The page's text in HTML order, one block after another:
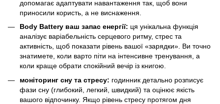
допомагає адаптувати навантаження так, щоб вони
приносили користь, а не виснаження.
Body Battery ваш запас енергії: ця унікальна функція
аналізує варіабельність серцевого ритму, стрес та
активність, щоб показати рівень вашої «зарядки». Ви точно
знатимете, коли варто піти на інтенсивне тренування, а
коли краще обрати спокійний вечір із книгою.
моніторинг сну та стресу: годинник детально розписує
фази сну (глибокий, легкий, швидкий) та оцінює якість
вашого відпочинку. Якщо рівень стресу протягом дня